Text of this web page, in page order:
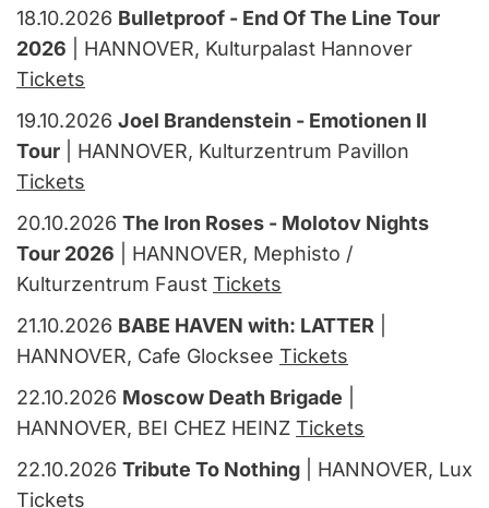
18.10.2026 Bulletproof - End Of The Line Tour
2026 | HANNOVER, Kulturpalast Hannover
Tickets
19.10.2026 Joel Brandenstein - Emotionen II
Tour | HANNOVER, Kulturzentrum Pavillon
Tickets
20.10.2026 The Iron Roses - Molotov Nights
Tour 2026 | HANNOVER, Mephisto /
Kulturzentrum Faust Tickets
21.10.2026 BABE HAVEN with: LATTER
HANNOVER, Cafe Glocksee Tickets
22.10.2026 Moscow Death Brigade
HANNOVER, BEI CHEZ HEINZ Tickets
22.10.2026 Tribute To Nothing | HANNOVER, Lux
Tickets